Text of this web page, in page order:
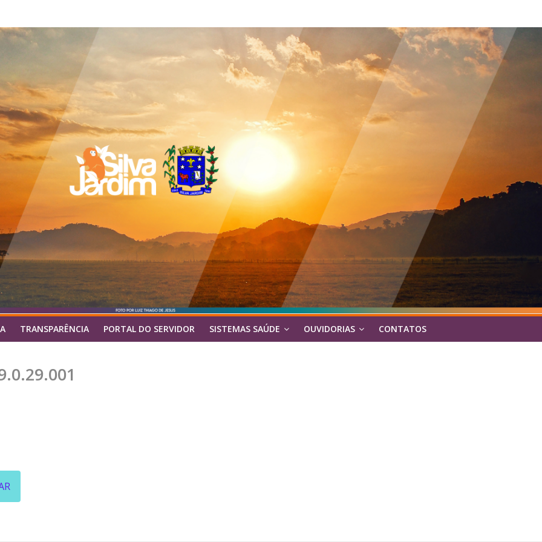
TRANSPARÊNCIA PORTAL DO SERVIDOR SISTEMAS SAÚDE OUVIDORIAS CONTATOS